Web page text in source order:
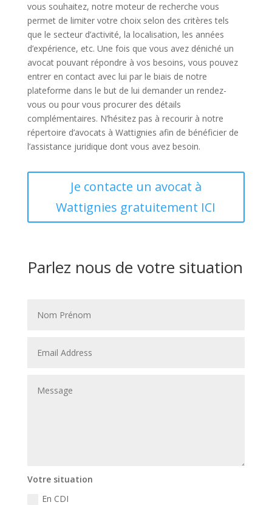
vous souhaitez, notre moteur de recherche vous
permet de limiter votre choix selon des critères tels
que le secteur d’activité, la localisation, les années
d’expérience, etc. Une fois que vous avez déniché un
avocat pouvant répondre à vos besoins, vous pouvez
entrer en contact avec lui par le biais de notre
plateforme dans le but de lui demander un rendez-
vous ou pour vous procurer des détails
complémentaires. N’hésitez pas à recourir à notre
répertoire d’avocats à Wattignies afin de bénéficier de
l’assistance juridique dont vous avez besoin.
Je contacte un avocat à
Wattignies gratuitement ICI
Parlez nous de votre situation
Votre situation
En CDI